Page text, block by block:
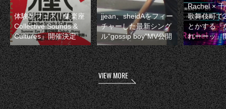
体験型フェス『集楽座
Collective Sounds &
Cultures』開催決定
jjean、sheidAをフィー
チャーした最新シング
ル“gossip boy”MV公開
Rachel ×
歌舞伎町で
とかする『
れーーッ』
VIEW MORE